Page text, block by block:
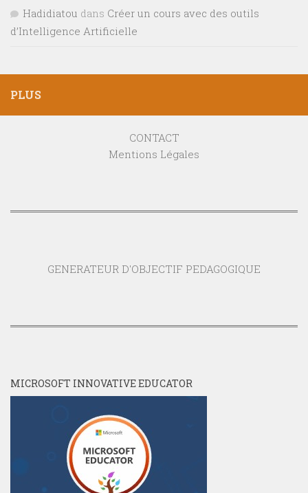
Hadidiatou dans Créer un cours avec des outils
d’Intelligence Artificielle
PLUS
CONTACT
Mentions Légales
GENERATEUR D'OBJECTIF PEDAGOGIQUE
MICROSOFT INNOVATIVE EDUCATOR